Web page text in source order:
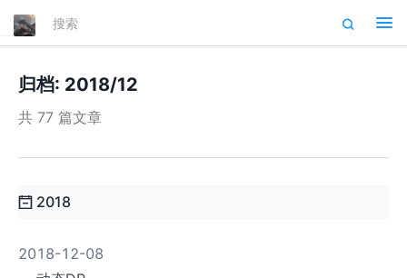
归档: 2018/12
共 77 篇文章
2018
2018-12-08